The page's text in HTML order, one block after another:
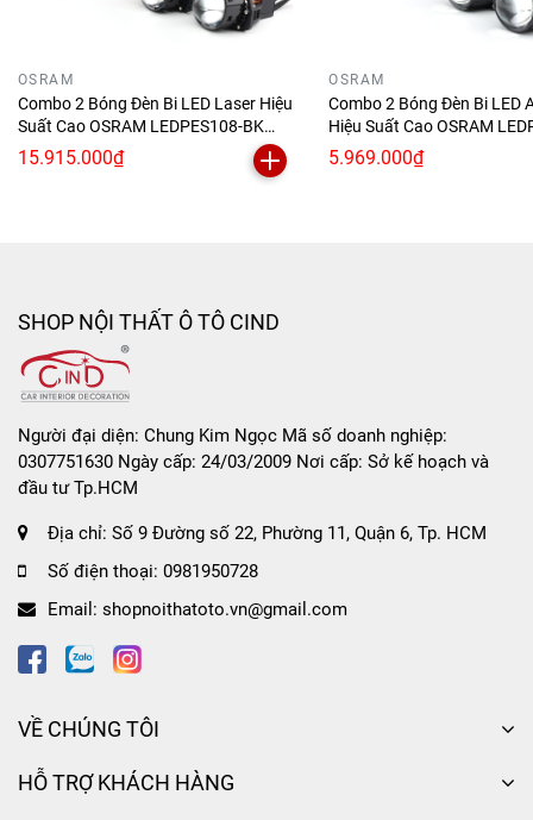
OSRAM
Combo 2 Bóng Đèn Bi LED Laser Hiệu
Suất Cao OSRAM LEDPES108-BK
LHD 12V 45/66W
15.915.000₫
OSRAM
Combo 2 Bóng Đèn Bi LED
Hiệu Suất Cao OSRAM
BK LHD 12V 55/60W
5.969.000₫
SHOP NỘI THẤT Ô TÔ CIND
Người đại diện: Chung Kim Ngọc Mã số doanh nghiệp:
0307751630 Ngày cấp: 24/03/2009 Nơi cấp: Sở kế hoạch và
đầu tư Tp.HCM
Địa chỉ: Số 9 Đường số 22, Phường 11, Quận 6, Tp. HCM
Số điện thoại: 0981950728
Email: shopnoithatoto.vn@gmail.com
VỀ CHÚNG TÔI
HỖ TRỢ KHÁCH HÀNG